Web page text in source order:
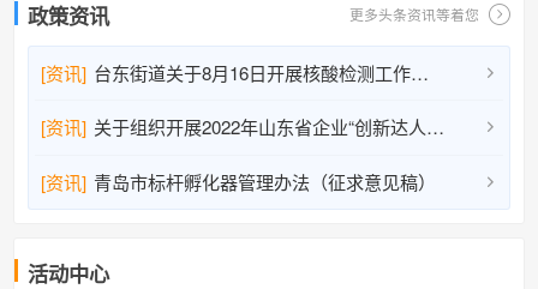
政策资讯 更多头条资讯等着您
[资讯] 台东街道关于8月16日开展核酸检测工作的通告 
[资讯] 关于组织开展2022年山东省企业“创新达人”宣讲活动人选推荐工作的通知 
[资讯] 青岛市标杆孵化器管理办法（征求意见稿） 
活动中心